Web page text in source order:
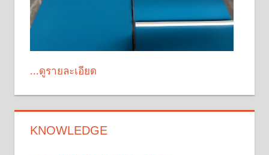
...ดูรายละเอียด
KNOWLEDGE